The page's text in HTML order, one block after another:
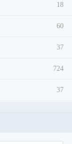
18
60
37
724
37